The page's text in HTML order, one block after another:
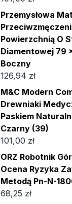
Przemysłowa
Powierzchnią O
Diamentowej 79
Boczny
126,94 zł
M&C Modern
Drewniaki
Paskiem
Czarny (39)
101,00 zł
ORZ Robotnik
Ocena Ryzyka
Metodą Pn-N-
68,25 zł